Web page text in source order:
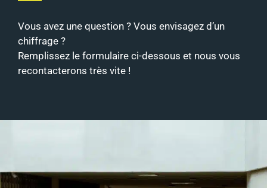
Vous avez une question ? Vous envisagez d’un
chiffrage ?
Remplissez le formulaire ci-dessous et nous vous
recontacterons très vite !